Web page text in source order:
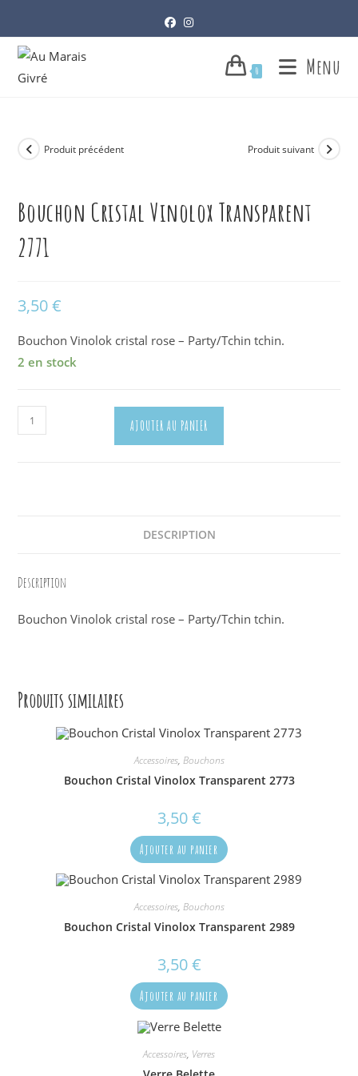
content
0 Menu
Produit précédent Produit suivant
Bouchon Cristal Vinolox Transparent
2771
3,50€
Bouchon Vinolok cristal rose – Party/Tchin tchin.
2 en stock
quantité
de
AJOUTER AU PANIER
DESCRIPTION
Description
Bouchon Vinolok cristal rose – Party/Tchin tchin.
Produits similaires
Accessoires, Bouchons
Bouchon Cristal Vinolox Transparent 2773
3,50€
Ajouter au panier
Accessoires, Bouchons
Bouchon Cristal Vinolox Transparent 2989
3,50€
Ajouter au panier
Accessoires, Verres